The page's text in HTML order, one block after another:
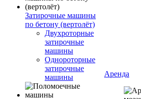
Затирочные машины
по бетону (вертолёт)
Двухроторные
затирочные
машины
Однороторные
затирочные
машины
Аренда